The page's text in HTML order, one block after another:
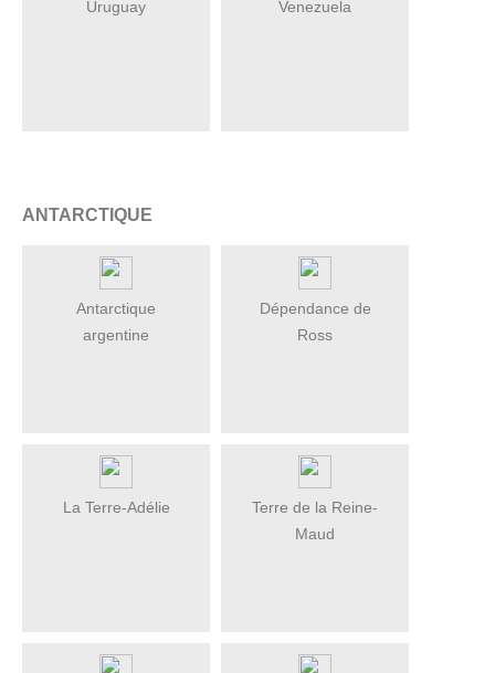
Uruguay Venezuela
ANTARCTIQUE
Antarctique
argentine
Dépendance de
Ross
La Terre-Adélie
Terre de la Reine-
Maud